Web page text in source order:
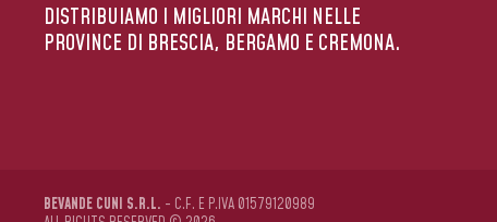
DISTRIBUIAMO I MIGLIORI MARCHI NELLE
PROVINCE DI BRESCIA, BERGAMO E CREMONA.
BEVANDE CUNI S.R.L. - C.F. E P.IVA 01579120989